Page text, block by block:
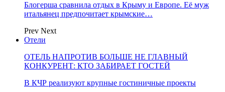
Блогерша сравнила отдых в Крыму и Европе. Её муж
итальянец предпочитает крымские…
Prev Next
Отели
ОТЕЛЬ НАПРОТИВ БОЛЬШЕ НЕ ГЛАВНЫЙ
КОНКУРЕНТ: КТО ЗАБИРАЕТ ГОСТЕЙ
В КЧР реализуют крупные гостиничные проекты